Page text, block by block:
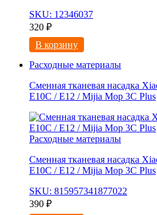
SKU: 12346037
320 ₽
В корзину
Расходные материалы
Сменная тканевая насадка
E10C / E12 / Mijia Mop 3С Рlus
Расходные материалы
Сменная тканевая насадка
E10C / E12 / Mijia Mop 3С Рlus
SKU: 815957341877022
390 ₽